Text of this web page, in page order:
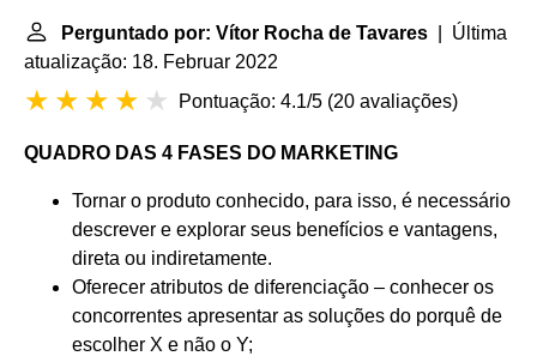
Perguntado por: Vítor Rocha de Tavares | Última
atualização: 18. Februar 2022
Pontuação: 4.1/5 (20 avaliações)
QUADRO DAS 4 FASES DO MARKETING
Tornar o produto conhecido, para isso, é necessário
descrever e explorar seus benefícios e vantagens,
direta ou indiretamente.
Oferecer atributos de diferenciação – conhecer os
concorrentes apresentar as soluções do porquê de
escolher X e não o Y;